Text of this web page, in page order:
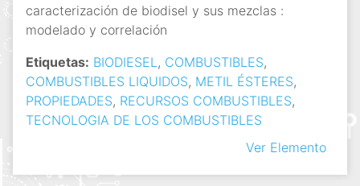
caracterización de biodisel y sus mezclas :
modelado y correlación
Etiquetas: BIODIESEL, COMBUSTIBLES,
COMBUSTIBLES LIQUIDOS, METIL ÉSTERES,
PROPIEDADES, RECURSOS COMBUSTIBLES,
TECNOLOGIA DE LOS COMBUSTIBLES
Ver Elemento